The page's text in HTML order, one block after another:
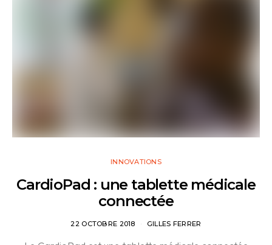
INNOVATIONS
CardioPad : une tablette médicale
connectée
22 OCTOBRE 2018 GILLES FERRER